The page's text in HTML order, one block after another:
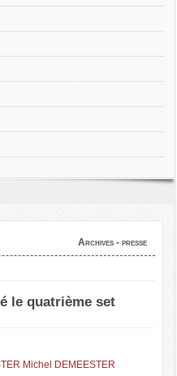
Archives - presse
le quatrième set
Michel DEMEESTER